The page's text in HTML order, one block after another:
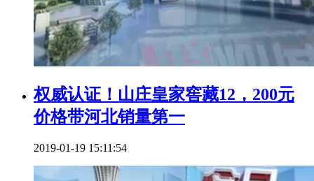
权威认证！山庄皇家窖藏12，200元
价格带河北销量第一
2019-01-19 15:11:54